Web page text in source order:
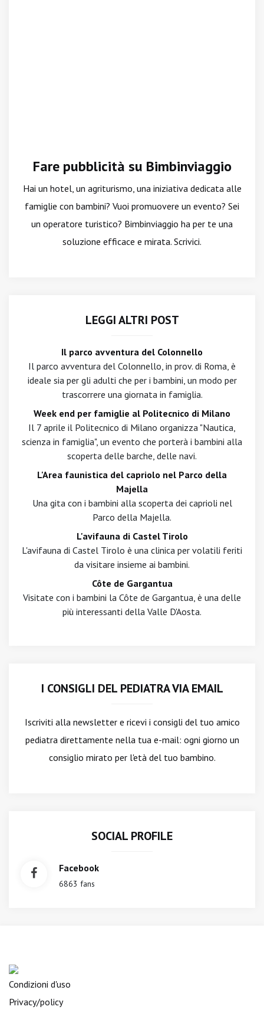
Fare pubblicità su Bimbinviaggio
Hai un hotel, un agriturismo, una iniziativa dedicata alle
famiglie con bambini? Vuoi promuovere un evento? Sei
un operatore turistico? Bimbinviaggio ha per te una
soluzione efficace e mirata. Scrivici.
LEGGI ALTRI POST
Il parco avventura del Colonnello
Il parco avventura del Colonnello, in prov. di Roma, è
ideale sia per gli adulti che per i bambini, un modo per
trascorrere una giornata in famiglia.
Week end per famiglie al Politecnico di Milano
Il 7 aprile il Politecnico di Milano organizza "Nautica,
scienza in famiglia", un evento che porterà i bambini alla
scoperta delle barche, delle navi.
L'Area faunistica del capriolo nel Parco della
Majella
Una gita con i bambini alla scoperta dei caprioli nel
Parco della Majella.
L'avifauna di Castel Tirolo
L'avifauna di Castel Tirolo è una clinica per volatili feriti
da visitare insieme ai bambini.
Côte de Gargantua
Visitate con i bambini la Côte de Gargantua, è una delle
più interessanti della Valle D'Aosta.
I CONSIGLI DEL PEDIATRA VIA EMAIL
Iscriviti alla newslettere ricevi i consigli del tuo amico
pediatra direttamente nella tua e-mail: ogni giorno un
consiglio mirato per l'età del tuo bambino.
SOCIAL PROFILE
Facebook
6863 fans
Condizioni d'uso
Privacy/policy